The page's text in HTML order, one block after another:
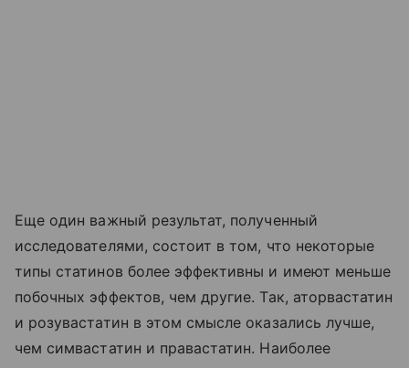
Еще один важный результат, полученный
исследователями, состоит в том, что некоторые
типы статинов более эффективны и имеют меньше
побочных эффектов, чем другие. Так, аторвастатин
и розувастатин в этом смысле оказались лучше,
чем симвастатин и правастатин. Наиболее